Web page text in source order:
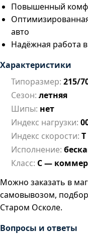
Повышенный
авто
Надёжная работа
Характеристики
Типоразмер: 215/
Сезон: летняя
Шипы: нет
Индекс нагрузки:
Индекс скорости:
Исполнение:
Класс: C —
Можно заказать в
самовывозом,
Старом Осколе.
Вопросы и ответы